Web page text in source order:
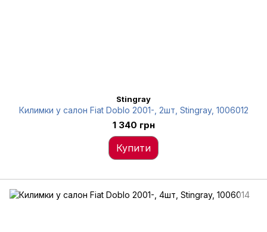
Stingray
Килимки у салон Fiat Doblo 2001-, 2шт, Stingray, 1006012
1 340 грн
Купити